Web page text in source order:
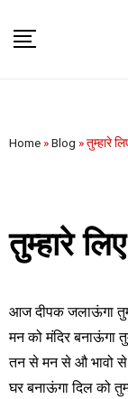
Home »Blog »तुम्हारे
तुम्हारे लिए
आज दीपक जलाऊंगा
मन को मंदिर बनाऊंगा
तन से मन से औ भावो से
घर बनाऊंगा दिल को